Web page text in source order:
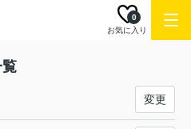
お気に入り
0
覧
変更